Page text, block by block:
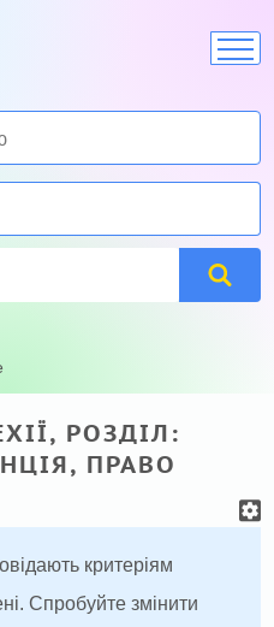
РОЗДІЛ:
ПРАВО
критеріям
Спробуйте змінити